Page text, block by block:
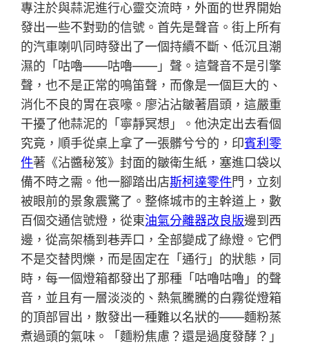
專注於與蒜泥進行心靈交流時，外面的世界開始
發出一些不對勁的信號。首先是聲音。街上所有
的汽車喇叭同時發出了一個持續不斷、低沉且潮
濕的「咕嚕——咕嚕——」聲。這聲音不是引擎
聲，也不是正常的鳴笛聲，而像是一個巨大的、
消化不良的胃在哀嚎。廖沾沾皺著眉頭，這嚴重
干擾了他蒜泥的「寧靜冥想」。他決定出去看個
究竟，順手從桌上拿了一張髒兮兮的，印賓利零
件著《沾醬秘笈》封面的皺衛生紙，塞進口袋以
備不時之需。他一腳踏出店斯柯達零件門，立刻
被眼前的景象震驚了。整條城市的主幹道上，數
百個交通信號燈，從東油氣分離器改良版邊到西
邊，從高架橋到巷弄口，全部變成了綠燈。它們
不是交替閃爍，而是固定在「通行」的狀態，同
時，每一個燈箱都發出了那種「咕嚕咕嚕」的聲
音，並且有一層淡淡的、熱氣騰騰的白霧從燈箱
的頂部冒出，散發出一種難以名狀的——麵粉蒸
煮過頭的氣味。「麵粉焦慮？還是過度發酵？」